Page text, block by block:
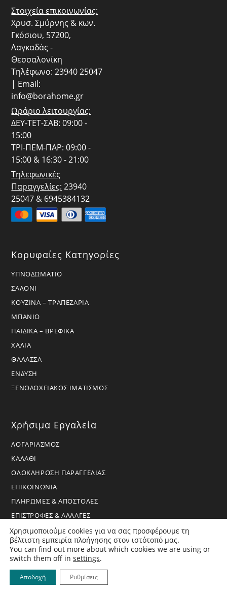
Στοιχεία επικοινωνίας:
Χρυσ. Σμύρνης & κων.
Γκόσιου, 57200,
Λαγκαδάς -
Θεσσαλονίκη
Τηλέφωνο: 23940 25047
| Email:
info@borahome.gr
Ωράριο λειτουργίας:
ΔΕΥ-ΤΕΤ-ΣΑΒ: 09:00 -
15:00
ΤΡΙ-ΠΕΜ-ΠΑΡ: 09:00 -
15:00 & 16:30 - 21:00
Τηλεφωνικές
Παραγγελίες: 23940
25047 & 6945384132
Κορυφαίες Κατηγορίες
ΥΠΝΟΔΩΜΑΤΙΟ
ΣΑΛΟΝΙ
ΚΟΥΖΙΝΑ – ΤΡΑΠΕΖΑΡΙΑ
ΜΠΑΝΙΟ
ΠΑΙΔΙΚΑ – ΒΡΕΦΙΚΑ
ΧΑΛΙΑ
ΘΑΛΑΣΣΑ
ΕΝΔΥΣΗ
ΞΕΝΟΔΟΧΕΙΑΚΟΣ ΙΜΑΤΙΣΜΟΣ
Χρήσιμα Εργαλεία
ΛΟΓΑΡΙΑΣΜΟΣ
ΚΑΛΑΘΙ
ΟΛΟΚΛΗΡΩΣΗ ΠΑΡΑΓΓΕΛΙΑΣ
ΕΠΙΚΟΙΝΩΝΙΑ
ΠΛΗΡΩΜΕΣ & ΑΠΟΣΤΟΛΕΣ
ΕΠΙΣΤΡΟΦΕΣ & ΑΛΛΑΓΕΣ
ΟΡΟΙ ΧΡΗΣΗΣ & ΑΠΟΡΡΗΤΟ
Copyright 2026 - BoraHome - All Rights Reserved
Χρησιμοποιούμε cookies για να σας προσφέρουμε τη
βέλτιστη εμπειρία πλοήγησης στον ιστότοπό μας.
You can find out more about which cookies we are using or
switch them off in settings.
Αποδοχή Ρυθμίσεις